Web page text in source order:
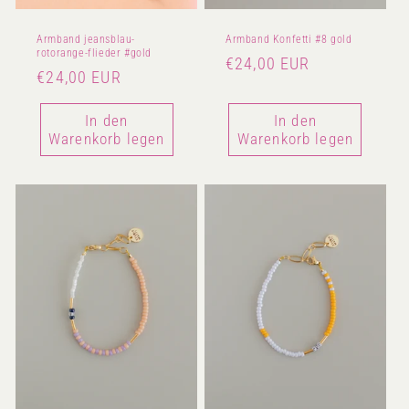
Armband jeansblau-
rotorange-flieder #gold
Normaler
Preis
€24,00 EUR
In den
Warenkorb legen
Armband Konfetti #8 gold
Normaler
€24,00 EUR
In den
Warenkorb legen